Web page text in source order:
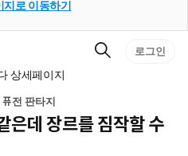
지로 이동하기
검
로그인
상세페이지
퓨전 판타지
은데 장르를 짐작할 수